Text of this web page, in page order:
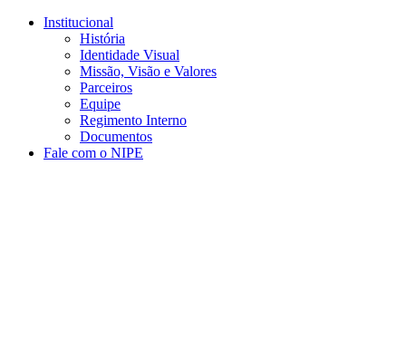
Conteúdo principal
Institucional
História
Identidade Visual
Missão, Visão e Valores
Parceiros
Equipe
Regimento Interno
Documentos
Fale com o NIPE